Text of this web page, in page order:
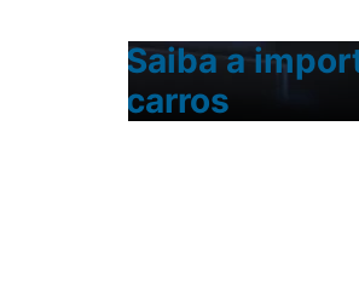
Saiba a
carros